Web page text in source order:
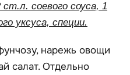
соевого соуса, 1
уксуса, специи.
нарежь овощи
салат. Отдельно